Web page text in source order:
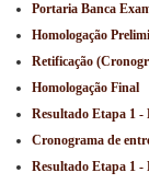
Portaria Banca
Homologação
Retificação
Homologação Final
Resultado Etapa 1 -
Cronograma de
Resultado Etapa 1 -